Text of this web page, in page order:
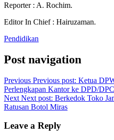
Reporter : A. Rochim.
Editor In Chief : Hairuzaman.
Pendidikan
Post navigation
Previous Previous post: Ketua
Perlengkapan Kantor ke DPD/DPC
Next Next post: Berkedok Toko
Ratusan Botol Miras
Leave a Reply